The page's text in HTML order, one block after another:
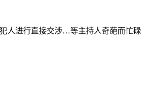
人进行直接交涉…等主持人奇葩而忙碌